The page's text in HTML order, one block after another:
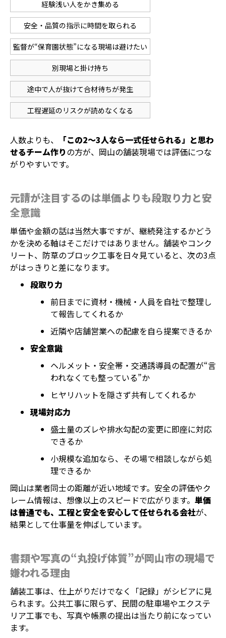
経験浅い人をかき集める
安全・品質の指示に時間を取られる
監督が“保育園状態”になる現場は避けたい
別現場と掛け持ち
途中で人が抜けて合材待ちが発生
工程遅延のリスクが読めなくなる
人数よりも、
「この2〜3人なら一式任せられる」と思わ
せるチーム作りの方が、岡山の舗装現場では評価につな
がりやすいです。
元請が注目するのは単価よりも段取り力と安
全意識
単価や金額の話は当然大事ですが、継続発注するかどう
かを決める軸はそこだけではありません。舗装やコンク
リート、防草のブロック工事を日々見ていると、次の3点
がはっきりと差になります。
段取り力
前日までに資材・機械・人員を自社で整理し
て報告してくれるか
近隣や店舗営業への配慮を自ら提案できるか
安全意識
ヘルメット・安全帯・交通誘導員の配置が“言
われなくても整っている”か
ヒヤリハットを隠さず共有してくれるか
現場対応力
盛土量のズレや排水勾配の変更に即座に対応
できるか
小規模な追加なら、その場で相談しながら処
理できるか
岡山は業者同士の距離が近い地域です。安全の評価やク
レーム情報は、想像以上のスピードで広がります。 単価
は普通でも、工程と安全を安心して任せられる会社が、
結果として仕事量を伸ばしています。
書類や写真の“丸投げ体質”が岡山市の現場で
嫌われる理由
舗装工事は、仕上がりだけでなく「記録」がシビアに見
られます。公共工事に限らず、民間の駐車場やエクステ
リア工事でも、写真や帳票の提出は当たり前になってい
ます。